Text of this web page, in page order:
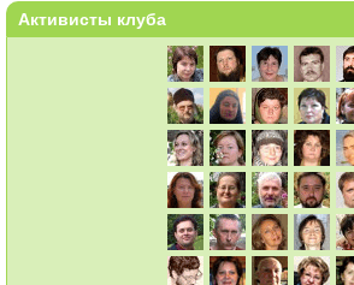
Активисты клуба